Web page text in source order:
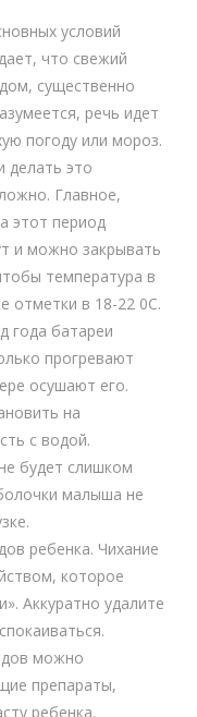
условий
что свежий
существенно
речь идет
погоду или мороз.
делать это
Главное,
этот период
и можно закрывать
температура в
отметки в 18-22 0С.
года батареи
прогревают
осушают его.
на
с водой.
будет слишком
малыша не
ребенка. Чихание
которое
Аккуратно удалите
можно
препараты,
ребенка.